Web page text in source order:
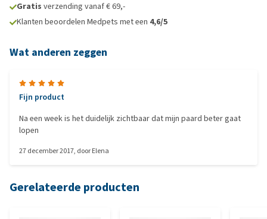
Gratis verzending vanaf € 69,-
Klanten beoordelen Medpets met een 4,6/5
Wat anderen zeggen
Fijn product
Na een week is het duidelijk zichtbaar dat mijn paard beter gaat
lopen
27 december 2017, doorElena
Gerelateerde producten